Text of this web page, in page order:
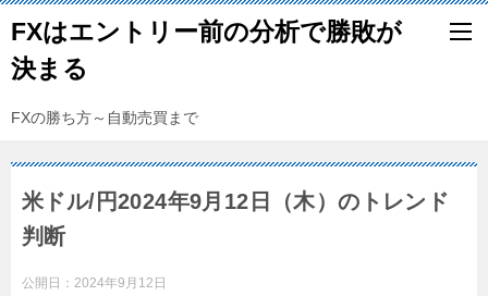
FXはエントリー前の分析で勝敗が
決まる
FXの勝ち方～自動売買まで
米ドル/円2024年9月12日（木）のトレンド
判断
公開日： 2024年9月12日